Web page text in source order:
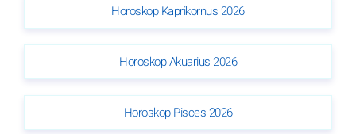
Horoskop Kaprikornus 2026
Horoskop Akuarius 2026
Horoskop Pisces 2026